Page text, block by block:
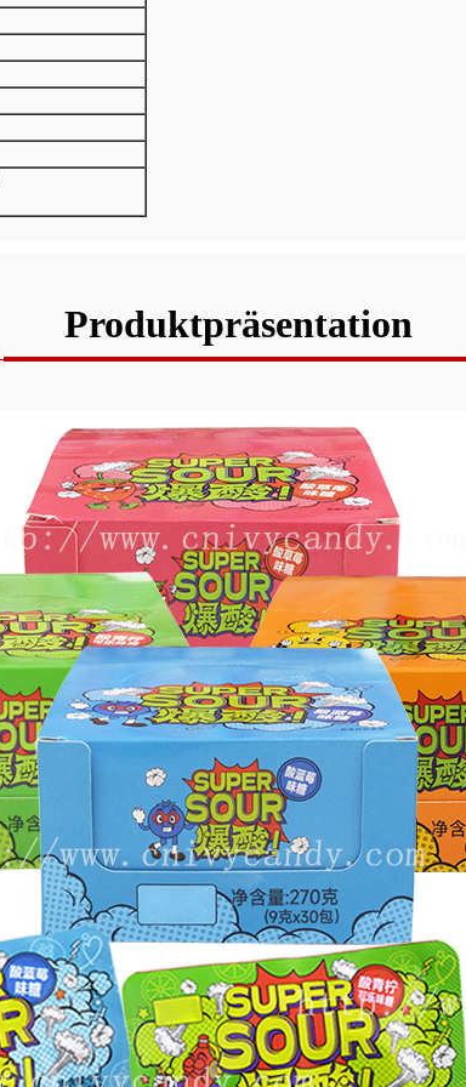
Produktpräsentation